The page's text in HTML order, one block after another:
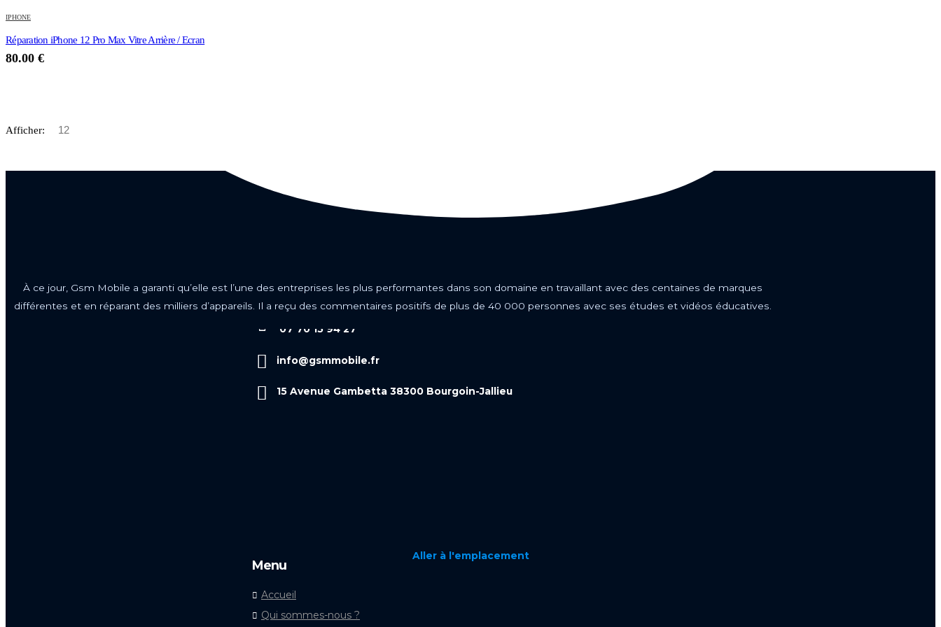
IPHONE
Réparation iPhone 12 Pro Max Vitre Arrière / Ecran
80.00 €
Afficher:
À ce jour, Gsm Mobile a garanti qu’elle est l’une des entreprises les plus performantes dans son domaine en travaillant avec des centaines de marques
différentes et en réparant des milliers d’appareils. Il a reçu des commentaires positifs de plus de 40 000 personnes avec ses études et vidéos éducatives.
07 70 15 94 27
info@gsmmobile.fr
15 Avenue Gambetta 38300 Bourgoin-Jallieu
Aller à l'emplacement
Menu
Accueil
Qui sommes-nous ?